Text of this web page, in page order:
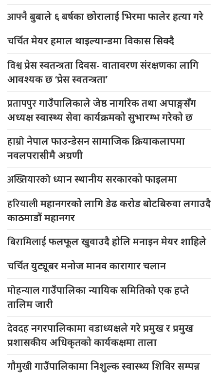
आफ्नैबुबाले ६ बर्षका छोरालाई भिरमा फालेर हत्या गरे
चर्चितमेयर हमाल थाइल्यान्डमा विकास सिक्दै
विश्वप्रेस स्वतन्त्रता दिवस- वातावरण संरक्षणका लागि
आवश्यक छ ‘प्रेस स्वतन्त्रता’
प्रतापपुरगाउँपालिकाले जेष्ठ नागरिक तथा अपाङ्गसँग
अध्यक्ष स्वास्थ्य सेवा कार्यक्रमको सुभारम्भ गरेको छ
हाम्रोनेपाल फाउन्डेसन सामाजिक क्रियाकलापमा
नवलपरासीमै अग्रणी
अख्तियारको ध्यान स्थानीय सरकारको फाइलमा
हरियालीमहानगरको लागि डेढ करोड बोटबिरुवा लगाउदै
काठमाडौं महानगर
बिरामिलाईफलफूल खुवाउदै होलि मनाइन मेयर शाहिले
चर्चितयुट्यूबर मनोज मानव कारागार चलान
मोहन्यालगाउँपालिका न्यायिक समितिको एक हप्ते
तालिम जारी
देवदहनगरपालिकामा वडाध्यक्षले गरे प्रमुख र प्रमुख
प्रशासकीय अधिकृतको कार्यकक्षमा ताला
गौमुखीगाउँपालिकामा निशुल्क स्वास्थ्य शिविर सम्पन्न